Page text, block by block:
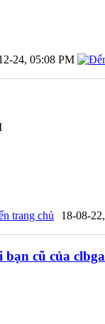
24, 05:08 PM
trang chủ 18-08-22,
cũ của